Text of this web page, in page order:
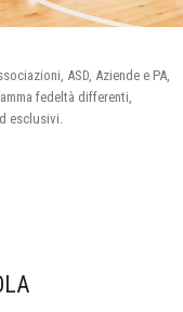
ASD, Aziende e PA,
fedeltà differenti,
esclusivi.